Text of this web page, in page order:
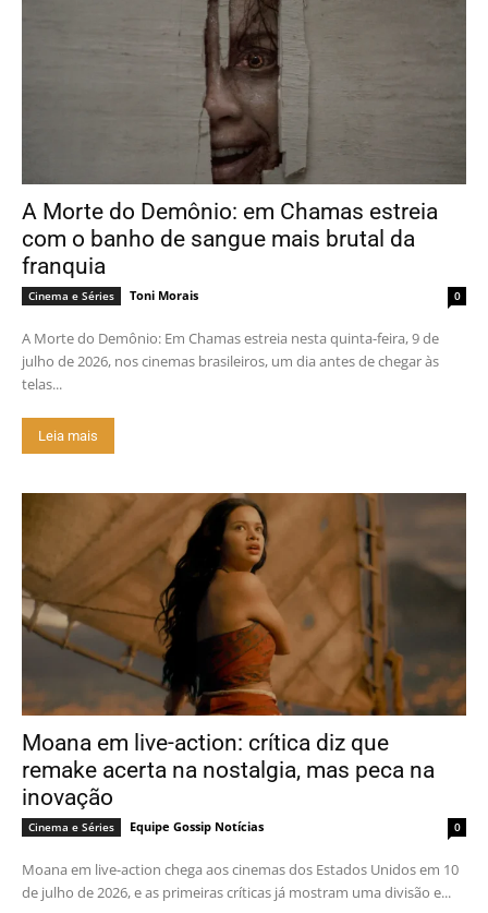
A Morte do Demônio: em Chamas estreia
com o banho de sangue mais brutal da
franquia
Cinema e Séries Toni Morais 0
A Morte do Demônio: Em Chamas estreia nesta quinta-feira, 9 de
julho de 2026, nos cinemas brasileiros, um dia antes de chegar às
telas...
Leia mais
Moana em live-action: crítica diz que
remake acerta na nostalgia, mas peca na
inovação
Cinema e Séries Equipe Gossip Notícias 0
Moana em live-action chega aos cinemas dos Estados Unidos em 10
de julho de 2026, e as primeiras críticas já mostram uma divisão e...